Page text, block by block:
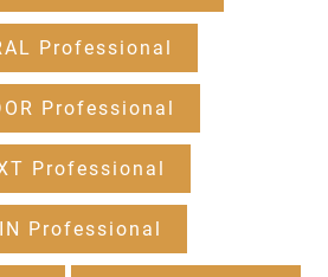
Professional
Professional
Professional
Professional